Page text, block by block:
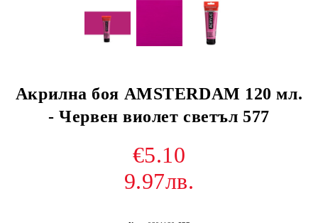
Акрилна боя AMSTERDAM 120 мл.
- Червен виолет светъл 577
€5.10
9.97лв.